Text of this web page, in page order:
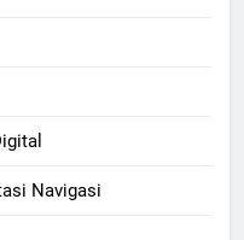
Navigasi